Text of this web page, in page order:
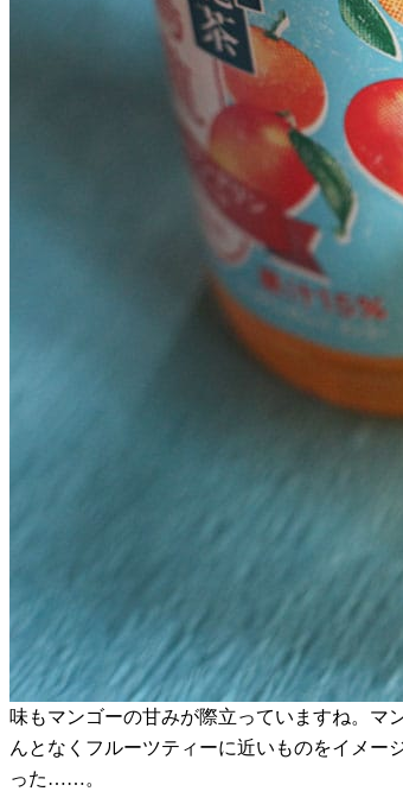
味もマンゴーの甘みが際立っていますね。マ
んとなくフルーツティーに近いものをイメ
った……。